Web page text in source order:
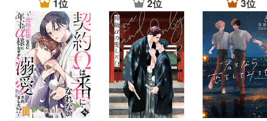
1位 2位 3位